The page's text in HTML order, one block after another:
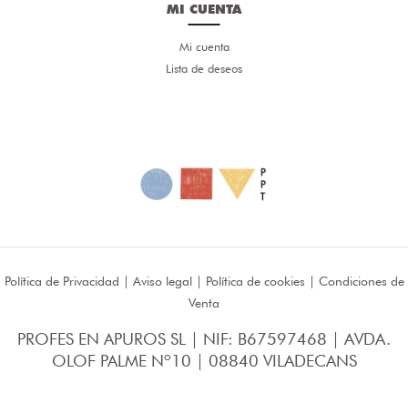
MI CUENTA
Mi cuenta
Lista de deseos
Política de Privacidad | Aviso legal| Política de cookies | Condiciones de
Venta
PROFES EN APUROS SL | NIF: B67597468 | AVDA.
OLOF PALME Nº10 | 08840 VILADECANS